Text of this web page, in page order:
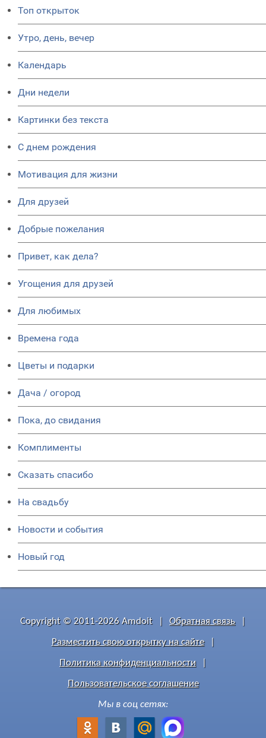
Топ открыток
Утро, день, вечер
Календарь
Дни недели
Картинки без текста
C днем рождения
Мотивация для жизни
Для друзей
Добрые пожелания
Привет, как дела?
Угощения для друзей
Для любимых
Времена года
Цветы и подарки
Дача / огород
Пока, до свидания
Комплименты
Сказать спасибо
На свадьбу
Новости и события
Новый год
Copyright © 2011-2026 Amdoit Обратная связь
Разместить свою открытку на сайте
Политика конфиденциальности
Пользовательское соглашение
Мы в соц сетях: